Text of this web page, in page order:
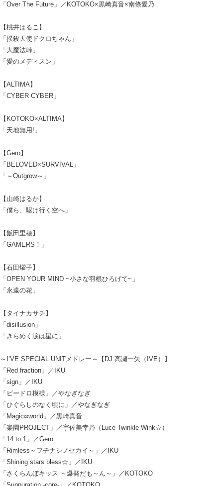
「Over The Future」／KOTOKO×黒崎真音×南條愛乃
【桃井はるこ】
「撲殺天使ドクロちゃん」
「大魔法峠」
「愛のメディスン」
【ALTIMA】
「CYBER CYBER」
【KOTOKO×ALTIMA】
「天地無用!」
【Gero】
「BELOVED×SURVIVAL」
「～Outgrow～」
【山崎はるか】
「僕ら、駆け行く空へ」
【飯田里穂】
「GAMERS！」
【石田燿子】
「OPEN YOUR MIND ~小さな羽根ひろげて~」
「永遠の花」
【タイナカサチ】
「disillusion」
「きらめく涙は星に」
～I’VE SPECIAL UNITメドレー～【DJ:高瀬一矢（IVE）】
「Red fraction」／IKU
「sign」／IKU
「ビードロ模様」／やなぎなぎ
「ひぐらしのなく頃に」／やなぎなぎ
「Magic∞world」／黒崎真音
「楽園PROJECT」／宇佐美幸乃（Luce Twinkle Wink☆）
「14 to 1」／Gero
「Rimless～フチナシノセカイ～」／IKU
「Shining stars bless☆」／IKU
「さくらんぼキッス ～爆発だも～ん～」／KOTOKO